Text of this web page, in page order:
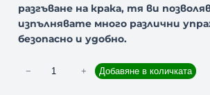
разгъване на крака, тя ви
изпълнявате много различни
безопасно и удобно.
− + Добавяне в количката